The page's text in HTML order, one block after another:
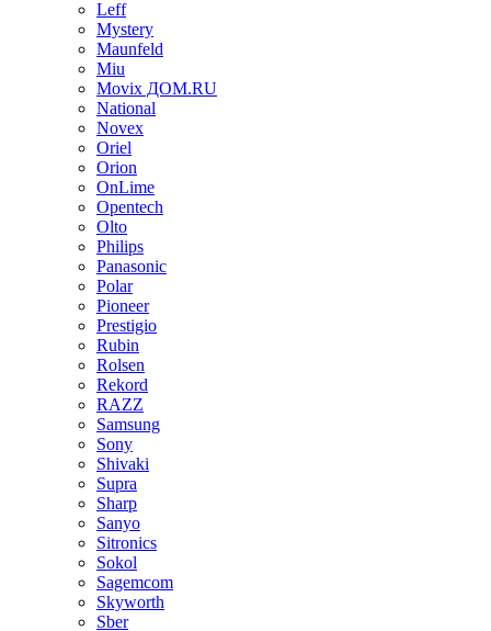
Leff
Mystery
Maunfeld
Miu
Movix ДОМ.RU
National
Novex
Oriel
Orion
OnLime
Opentech
Olto
Philips
Panasonic
Polar
Pioneer
Prestigio
Rubin
Rolsen
Rekord
RAZZ
Samsung
Sony
Shivaki
Supra
Sharp
Sanyo
Sitronics
Sokol
Sagemcom
Skyworth
Sber